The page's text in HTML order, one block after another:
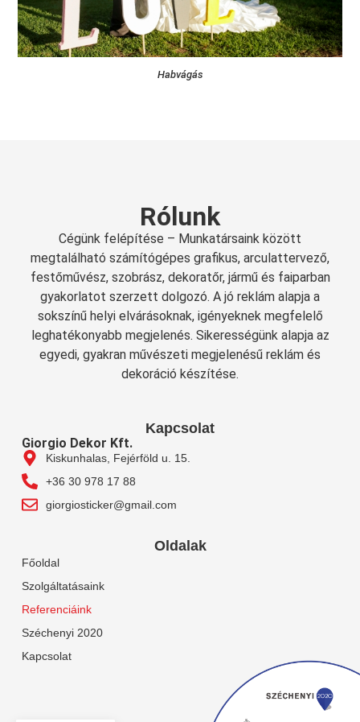
Habvágás
Rólunk
Cégünk felépítése – Munkatársaink között
megtalálható számítógépes grafikus, arculattervező,
festőművész, szobrász, dekoratőr, jármű és faiparban
gyakorlatot szerzett dolgozó. A jó reklám alapja a
sokszínű helyi elvárásoknak, igényeknek megfelelő
leghatékonyabb megjelenés. Sikerességünk alapja az
egyedi, gyakran művészeti megjelenésű reklám és
dekoráció készítése.
Oldalak
Főoldal
Szolgáltatásaink
Referenciáink
Széchenyi 2020
Kapcsolat
Kapcsolat
Giorgio Dekor Kft.
Kiskunhalas, Fejérföld u. 15.
+36 30 978 17 88
giorgiosticker@gmail.com